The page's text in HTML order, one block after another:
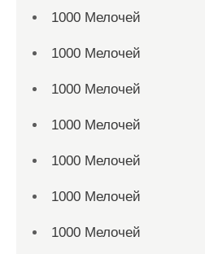
1000 Мелочей
1000 Мелочей
1000 Мелочей
1000 Мелочей
1000 Мелочей
1000 Мелочей
1000 Мелочей